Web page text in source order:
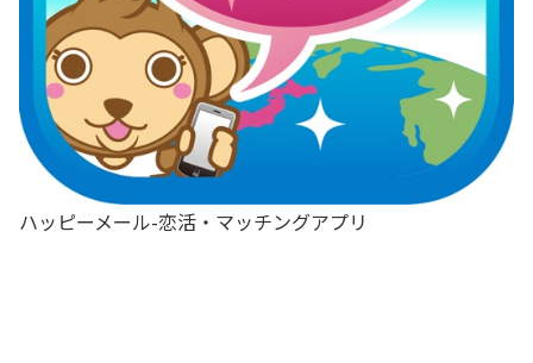
ハッピーメール-恋活・マッチングアプリ